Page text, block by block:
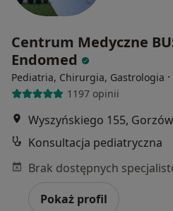
Centrum Medyczne
Endomed
Pediatria, Chirurgia, Gastrologia ·
1197 opinii
Wyszyńskiego 155,
Konsultacja pediatryczna
Pokaż profil